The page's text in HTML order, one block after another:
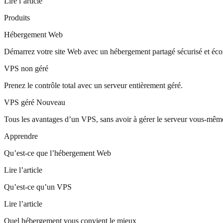
Produits
Hébergement Web
Démarrez votre site Web avec un hébergement partagé sécurisé et
VPS non géré
Prenez le contrôle total avec un serveur entièrement géré.
VPS géré Nouveau
Tous les avantages d’un VPS, sans avoir à gérer le serveur vous-
Apprendre
Qu’est-ce que l’hébergement Web
Lire l’article
Qu’est-ce qu’un VPS
Lire l’article
Quel hébergement vous convient le mieux